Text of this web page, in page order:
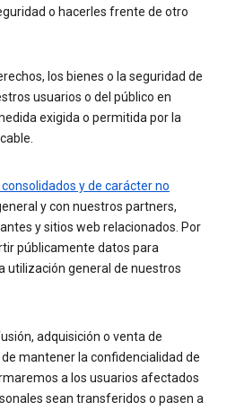
o hacerles frente de otro
los bienes o la seguridad de
usuarios o del público en
exigida o permitida por la
y de carácter no
y con nuestros partners,
y sitios web relacionados. Por
públicamente datos para
utilización general de nuestros
adquisición o venta de
mantener la confidencialidad de
a los usuarios afectados
sean transferidos o pasen a